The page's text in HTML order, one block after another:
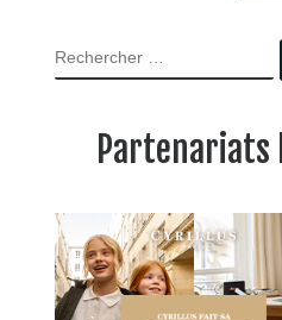
Partenariats